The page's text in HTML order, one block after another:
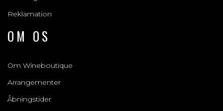
Reklamation
OM OS
Om Wineboutique
Arrangementer
Åbningstider